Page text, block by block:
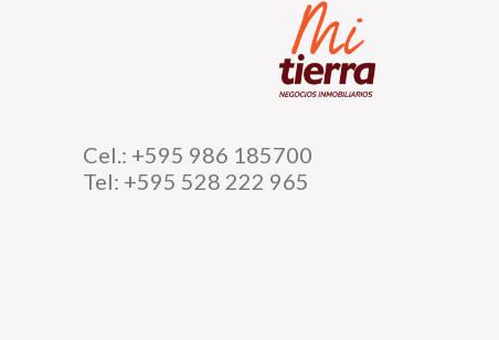
Cel.: +595 986 185700
Tel: +595 528 222 965